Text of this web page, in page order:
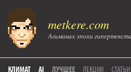
metkere.com
Альманах эпохи гипертекста
КЛИМАТ AI ЛУЧШЕЕ ЛЕКЦИИ СТАТЬИ